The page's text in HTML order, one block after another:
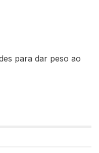
para dar peso ao